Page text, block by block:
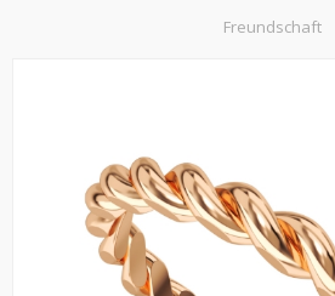
Freundschaft